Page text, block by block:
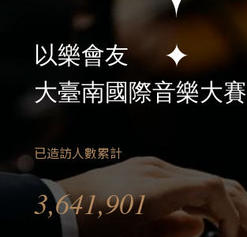
以樂會友
大臺南國際音樂大賽
已造訪人數累計
3,641,901